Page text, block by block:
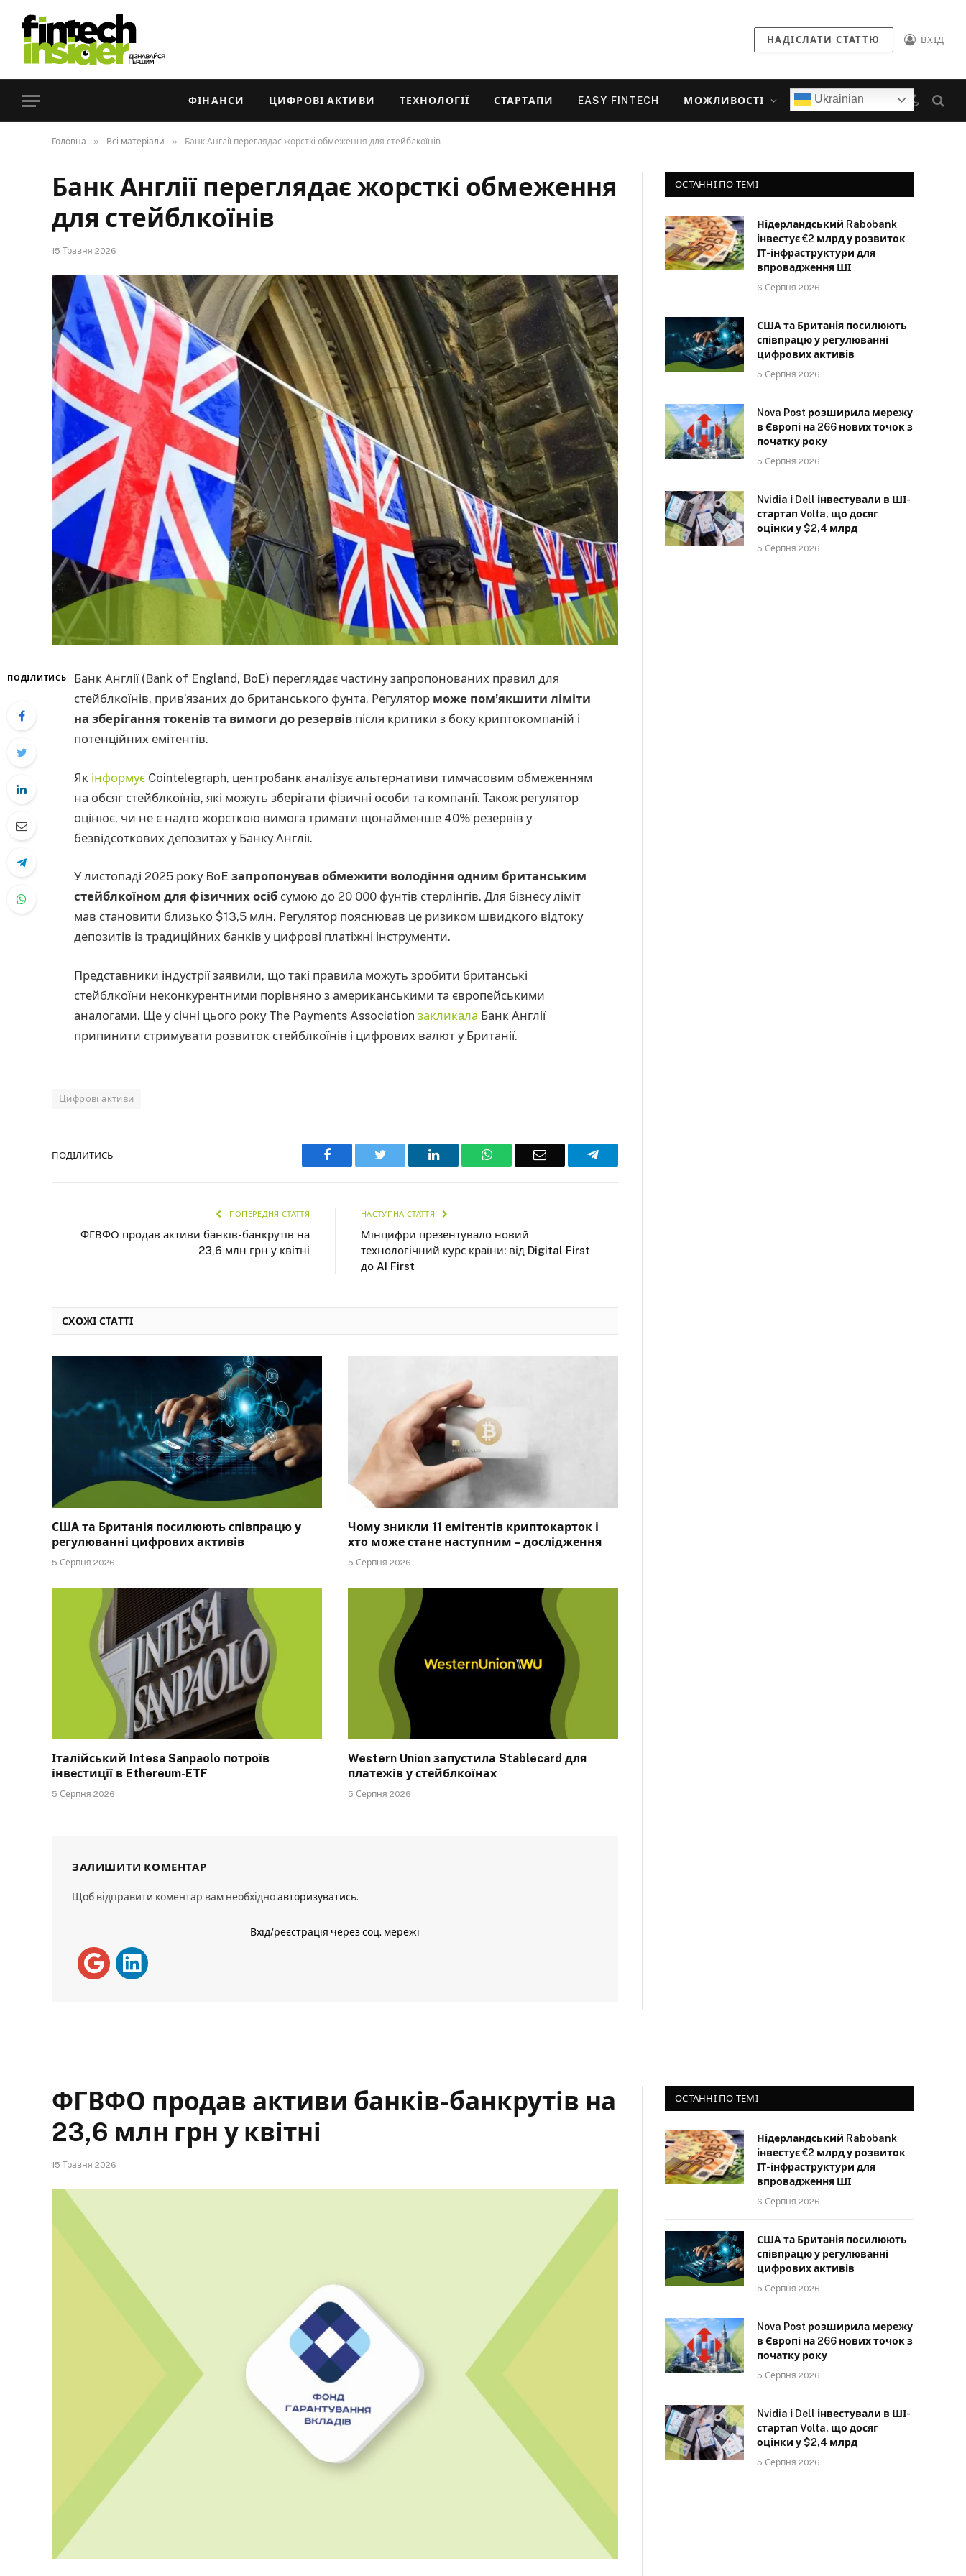
НАДІСЛАТИ СТАТТЮ ВХІД
ФІНАНСИ ЦИФРОВІ АКТИВИ ТЕХНОЛОГІЇ СТАРТАПИ EASY FINTECH МОЖЛИВОСТІ Ukrainian
Головна » Всі матеріали » Банк Англії переглядає жорсткі обмеження для стейблкоїнів
Банк Англії переглядає жорсткі обмеження
для стейблкоїнів
15 Травня 2026
ПОДІЛИТИСЬ
Банк Англії (Bank of England, BoE) переглядає частину запропонованих правил для
стейблкоїнів, прив’язаних до британського фунта. Регулятор може пом’якшити ліміти
на зберігання токенів та вимоги до резервів після критики з боку криптокомпаній і
потенційних емітентів.
Як інформує Cointelegraph, центробанк аналізує альтернативи тимчасовим обмеженням
на обсяг стейблкоїнів, які можуть зберігати фізичні особи та компанії. Також регулятор
оцінює, чи не є надто жорсткою вимога тримати щонайменше 40% резервів у
безвідсоткових депозитах у Банку Англії.
У листопаді 2025 року BoE запропонував обмежити володіння одним британським
стейблкоїном для фізичних осіб сумою до 20 000 фунтів стерлінгів. Для бізнесу ліміт
мав становити близько $13,5 млн. Регулятор пояснював це ризиком швидкого відтоку
депозитів із традиційних банків у цифрові платіжні інструменти.
Представники індустрії заявили, що такі правила можуть зробити британські
стейблкоїни неконкурентними порівняно з американськими та європейськими
аналогами. Ще у січні цього року The Payments Association закликала Банк Англії
припинити стримувати розвиток стейблкоїнів і цифрових валют у Британії.
Цифрові активи
ПОДІЛИТИСЬ Facebook Twitter LinkedIn WhatsAppEmail Telegram
ПОПЕРЕДНЯ СТАТТЯ
ФГВФО продав активи банків-банкрутів на
23,6 млн грн у квітні
НАСТУПНА СТАТТЯ
Мінцифри презентувало новий
технологічний курс країни: від Digital First
до AI First
СХОЖІ СТАТТІ
США та Британія посилюють співпрацю у
регулюванні цифрових активів
5 Серпня 2026
Чому зникли 11 емітентів криптокарток і
хто може стане наступним – дослідження
5 Серпня 2026
Італійський Intesa Sanpaolo потроїв
інвестиції в Ethereum-ETF
5 Серпня 2026
Western Union запустила Stablecard для
платежів у стейблкоїнах
5 Серпня 2026
ЗАЛИШИТИ КОМЕНТАР
Щоб відправити коментар вам необхідноавторизуватись.
Вхід/реєстрація через соц. мережі
ОСТАННІ ПО ТЕМІ
Нідерландський Rabobank
інвестує €2 млрд у розвиток
ІТ-інфраструктури для
впровадження ШІ
6 Серпня 2026
США та Британія посилюють
співпрацю у регулюванні
цифрових активів
5 Серпня 2026
Nova Post розширила мережу
в Європі на 266 нових точок з
початку року
5 Серпня 2026
Nvidia і Dell інвестували в ШІ-
стартап Volta, що досяг
оцінки у $2,4 млрд
5 Серпня 2026
ФГВФО продав активи банків-банкрутів на
23,6 млн грн у квітні
15 Травня 2026
ОСТАННІ ПО ТЕМІ
Нідерландський Rabobank
інвестує €2 млрд у розвиток
ІТ-інфраструктури для
впровадження ШІ
6 Серпня 2026
США та Британія посилюють
співпрацю у регулюванні
цифрових активів
5 Серпня 2026
Nova Post розширила мережу
в Європі на 266 нових точок з
початку року
5 Серпня 2026
Nvidia і Dell інвестували в ШІ-
стартап Volta, що досяг
оцінки у $2,4 млрд
5 Серпня 2026